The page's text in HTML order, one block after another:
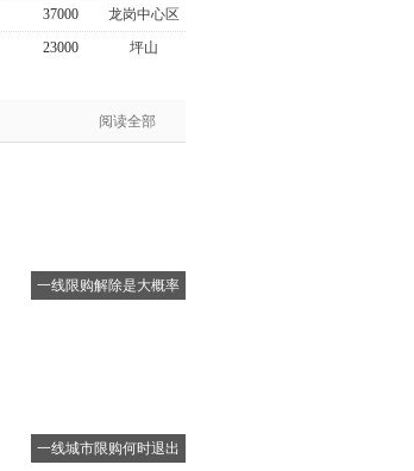
37000
龙岗中心区
23000 坪山
阅读全部
一线限购解除是大概率
一线城市限购何时退出